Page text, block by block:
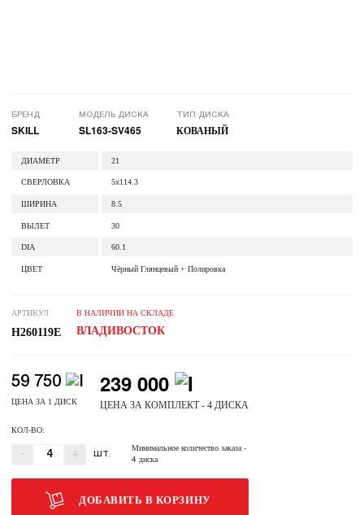
БРЕНД
SKILL
МОДЕЛЬ ДИСКА
SL163-SV465
ТИП ДИСКА
КОВАНЫЙ
ДИАМЕТР 21
СВЕРЛОВКА 5x114.3
ШИРИНА 8.5
ВЫЛЕТ 30
DIA 60.1
ЦВЕТ Чёрный Глянцевый + Полировка
АРТИКУЛ
H260119E
В НАЛИЧИИ НА СКЛАДЕ
ВЛАДИВОСТОК
59 750
ЦЕНА ЗА 1 ДИСК
239 000
ЦЕНА ЗА КОМПЛЕКТ - 4 ДИСКА
КОЛ-ВО:
- + ШТ.
Минимальное количество заказа-
4 диска
ДОБАВИТЬ В КОРЗИНУ